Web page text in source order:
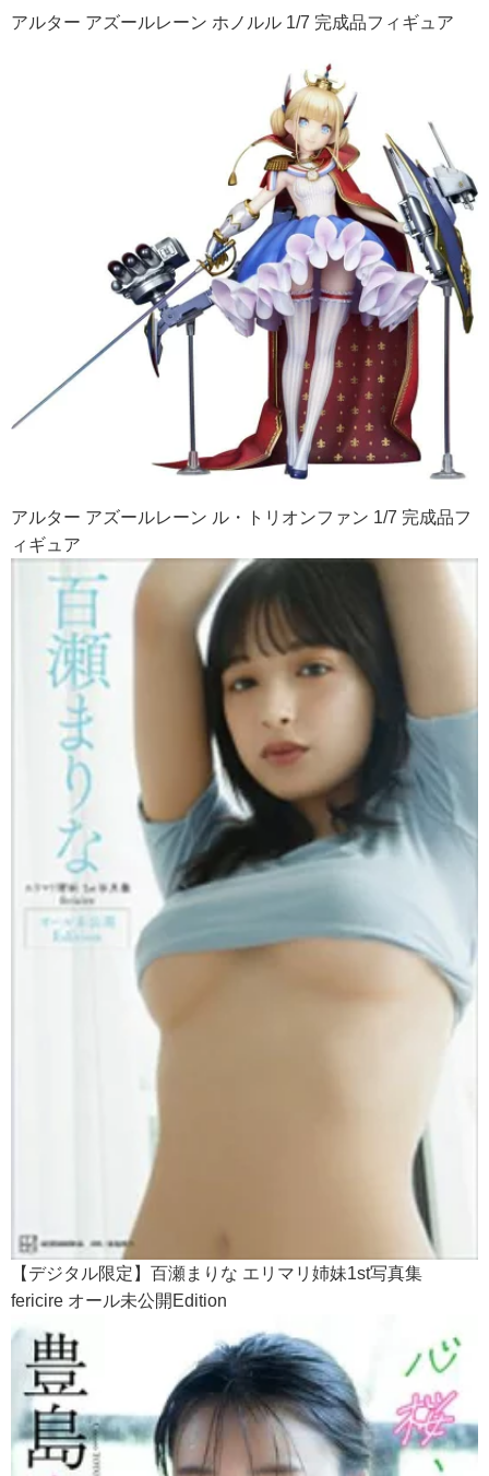
アルター アズールレーン ホノルル 1/7 完成品フィギュア
アルター アズールレーン ル・トリオンファン 1/7 完成品フ
ィギュア
【デジタル限定】百瀬まりな エリマリ姉妹1st写真集
fericire オール未公開Edition